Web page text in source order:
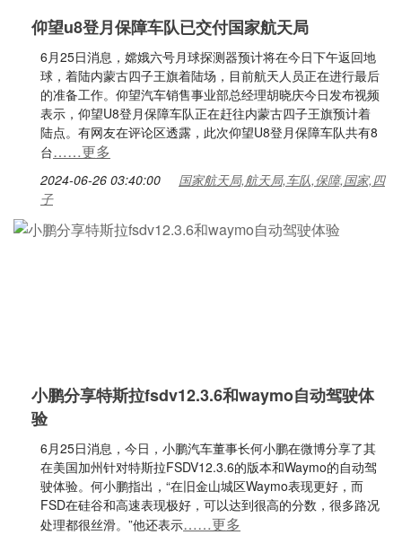
仰望u8登月保障车队已交付国家航天局
6月25日消息，嫦娥六号月球探测器预计将在今日下午返回地
球，着陆内蒙古四子王旗着陆场，目前航天人员正在进行最后
的准备工作。仰望汽车销售事业部总经理胡晓庆今日发布视频
表示，仰望U8登月保障车队正在赶往内蒙古四子王旗预计着
陆点。有网友在评论区透露，此次仰望U8登月保障车队共有8
台……更多
2024-06-26 03:40:00
国家航天局,航天局,车队,保障,国家,四
子
小鹏分享特斯拉fsdv12.3.6和waymo自动驾驶体
验
6月25日消息，今日，小鹏汽车董事长何小鹏在微博分享了其
在美国加州针对特斯拉FSDV12.3.6的版本和Waymo的自动驾
驶体验。何小鹏指出，“在旧金山城区Waymo表现更好，而
FSD在硅谷和高速表现极好，可以达到很高的分数，很多路况
处理都很丝滑。”他还表示……更多